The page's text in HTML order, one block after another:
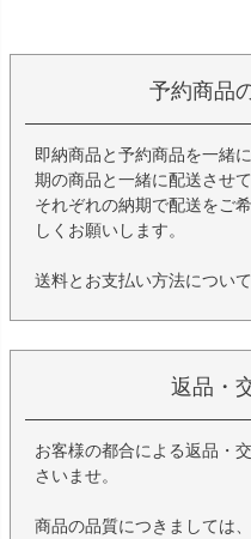
予約商品
即納商品と予約商品を一緒
期の商品と一緒に配送させて
それぞれの納期で配送をご
しくお願いします。
送料とお支払い方法について
返品・
お客様の都合による返品・
さいませ。
商品の品質につきましては